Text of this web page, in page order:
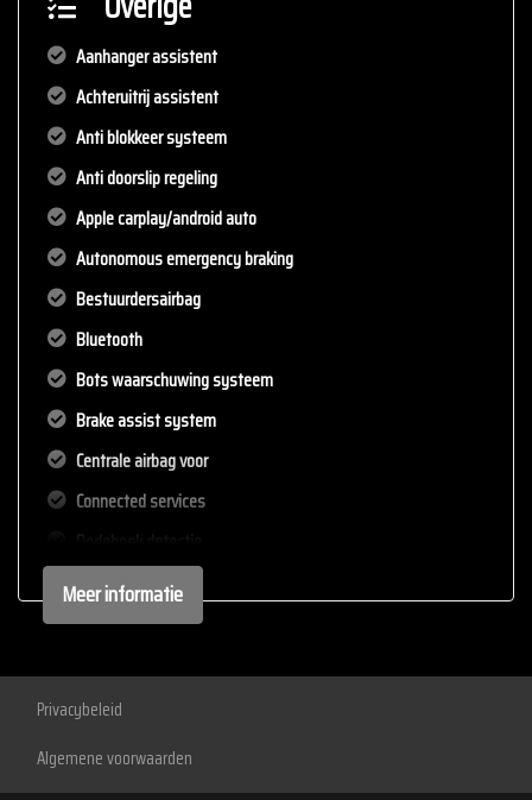
Aanhanger assistent
Achteruitrij assistent
Anti blokkeer systeem
Anti doorslip regeling
Apple carplay/android auto
Autonomous emergency braking
Bestuurdersairbag
Bluetooth
Bots waarschuwing systeem
Brake assist system
Centrale airbag voor
Connected services
Draadloze telefoonlader
Elektronisch stabiliteits programma
Geluidsimulator
Hoofd airbag(s) achter
Meer informatie
Privacybeleid
Algemene voorwaarden